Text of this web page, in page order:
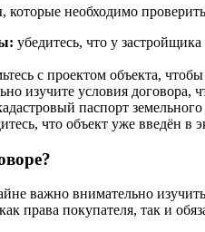
необходимо
убедитесь, что у
с проектом объекта,
изучите условия
паспорт
что объект уже введён в
важно внимательно
права покупателя, так и